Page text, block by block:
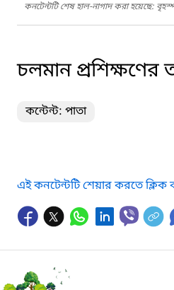
কনটেন্টটি শেষ হাল-নাগাদ করা হয়েছে:
চলমান প্রশিক্ষণের
কন্টেন্ট: পাতা
এই কনটেন্টটি শেয়ার করতে